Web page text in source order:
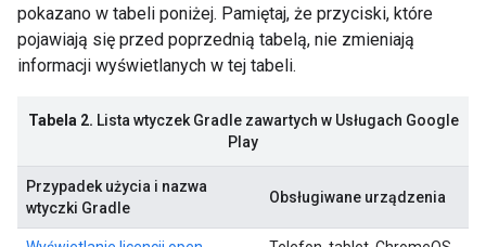
pokazano w tabeli poniżej. Pamiętaj, że przyciski, które
pojawiają się przed poprzednią tabelą, nie zmieniają
informacji wyświetlanych w tej tabeli.
Tabela 2. Lista wtyczek Gradle zawartych w Usługach Google
Play
Przypadek użycia i nazwa
wtyczki Gradle
Obsługiwane urządzenia